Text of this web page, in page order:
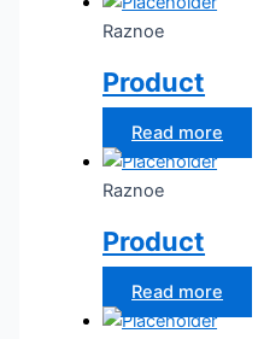
Raznoe
Product
Read more
Raznoe
Product
Read more